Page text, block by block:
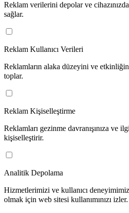
Reklam verilerini depolar ve
sağlar.
Reklam Kullanıcı Verileri
Reklamların alaka düzeyini ve
toplar.
Reklam Kişiselleştirme
Reklamları gezinme davranışınıza ve
kişiselleştirir.
Analitik Depolama
Hizmetlerimizi ve kullanıcı
olmak için web sitesi kullanımınızı izler.